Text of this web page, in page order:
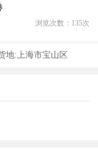
浏览次数： 135次
地: 上海市宝山区